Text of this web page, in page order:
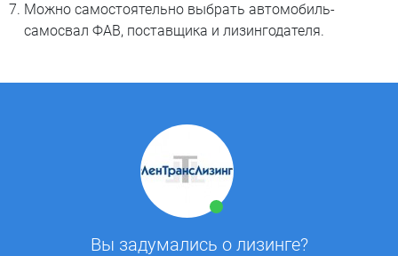
Можно самостоятельно выбрать автомобиль-
самосвал ФАВ, поставщика и лизингодателя.
Вы задумались о лизинге?